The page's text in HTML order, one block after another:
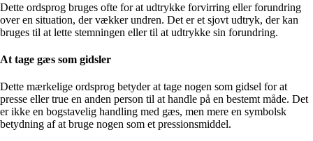
Dette ordsprog bruges ofte for at udtrykke forvirring eller forundring
over en situation, der vækker undren. Det er et sjovt udtryk, der kan
bruges til at lette stemningen eller til at udtrykke sin forundring.
At tage gæs som gidsler
Dette mærkelige ordsprog betyder at tage nogen som gidsel for at
presse eller true en anden person til at handle på en bestemt måde. Det
er ikke en bogstavelig handling med gæs, men mere en symbolsk
betydning af at bruge nogen som et pressionsmiddel.